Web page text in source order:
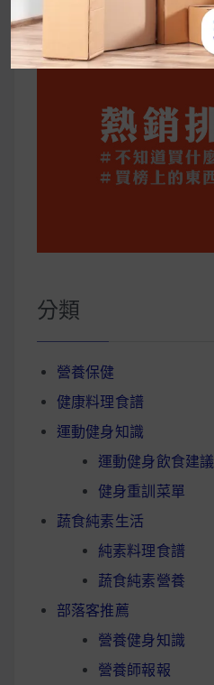
分類
營養保健
健康料理食譜
運動健身知識
運動健身飲食建議
健身重訓菜單
蔬食純素生活
純素料理食譜
蔬食純素營養
部落客推薦
營養健身知識
營養師報報